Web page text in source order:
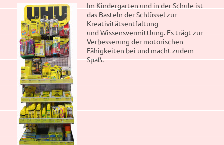
Im Kindergarten und in der Schule ist
das Basteln der Schlüssel zur
Kreativitätsentfaltung
und Wissensvermittlung. Es trägt zur
Verbesserung der motorischen
Fähigkeiten bei und macht zudem
Spaß.